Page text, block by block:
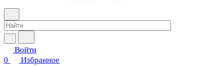
Войти
0
Избранное